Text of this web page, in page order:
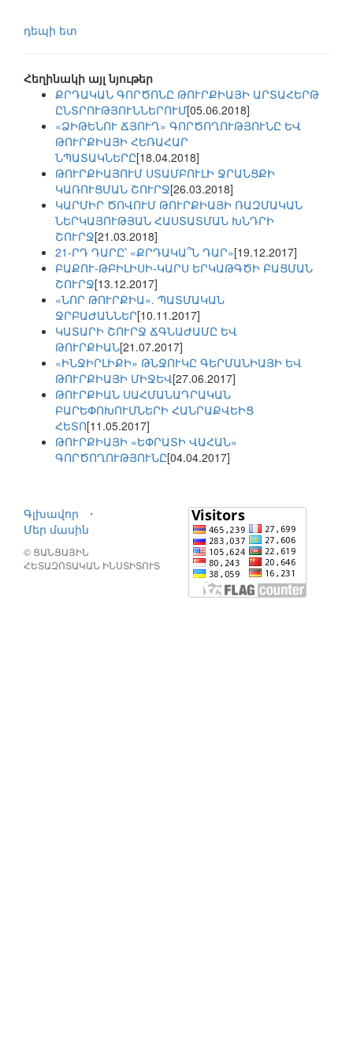
դեպի ետ
Հեղինակի այլ նյութեր
ՔՐԴԱԿԱՆ ԳՈՐԾՈՆԸ ԹՈՒՐՔԻԱՅԻ ԱՐՏԱՀԵՐԹ
ԸՆՏՐՈՒԹՅՈՒՆՆԵՐՈՒՄ[05.06.2018]
«ՁԻԹԵՆՈՒ ՃՅՈՒՂ» ԳՈՐԾՈՂՈՒԹՅՈՒՆԸ ԵՎ
ԹՈՒՐՔԻԱՅԻ ՀԵՌԱՀԱՐ
ՆՊԱՏԱԿՆԵՐԸ[18.04.2018]
ԹՈՒՐՔԻԱՅՈՒՄ ՍՏԱՄԲՈՒԼԻ ՋՐԱՆՑՔԻ
ԿԱՌՈՒՑՄԱՆ ՇՈՒՐՋ[26.03.2018]
ԿԱՐՄԻՐ ԾՈՎՈՒՄ ԹՈՒՐՔԻԱՅԻ ՌԱԶՄԱԿԱՆ
ՆԵՐԿԱՅՈՒԹՅԱՆ ՀԱՍՏԱՏՄԱՆ ԽՆԴՐԻ
ՇՈՒՐՋ[21.03.2018]
21-ՐԴ ԴԱՐԸ՝ «ՔՐԴԱԿԱ՞Ն ԴԱՐ»[19.12.2017]
ԲԱՔՈՒ-ԹԲԻԼԻՍԻ-ԿԱՐՍ ԵՐԿԱԹԳԾԻ ԲԱՑՄԱՆ
ՇՈՒՐՋ[13.12.2017]
«ՆՈՐ ԹՈՒՐՔԻԱ». ՊԱՏՄԱԿԱՆ
ՋՐԲԱԺԱՆՆԵՐ[10.11.2017]
ԿԱՏԱՐԻ ՇՈՒՐՋ ՃԳՆԱԺԱՄԸ ԵՎ
ԹՈՒՐՔԻԱՆ[21.07.2017]
«ԻՆՋԻՐԼԻՔԻ» ԹՆՋՈՒԿԸ ԳԵՐՄԱՆԻԱՅԻ ԵՎ
ԹՈՒՐՔԻԱՅԻ ՄԻՋԵՎ[27.06.2017]
ԹՈՒՐՔԻԱՆ ՍԱՀՄԱՆԱԴՐԱԿԱՆ
ԲԱՐԵՓՈԽՈՒՄՆԵՐԻ ՀԱՆՐԱՔՎԵԻՑ
ՀԵՏՈ[11.05.2017]
ԹՈՒՐՔԻԱՅԻ «ԵՓՐԱՏԻ ՎԱՀԱՆ»
ԳՈՐԾՈՂՈՒԹՅՈՒՆԸ[04.04.2017]
Գլխավոր
⋅
Մեր մասին
© ՑԱՆՑԱՅԻՆ
ՀԵՏԱԶՈՏԱԿԱՆ ԻՆՍՏԻՏՈՒՏ